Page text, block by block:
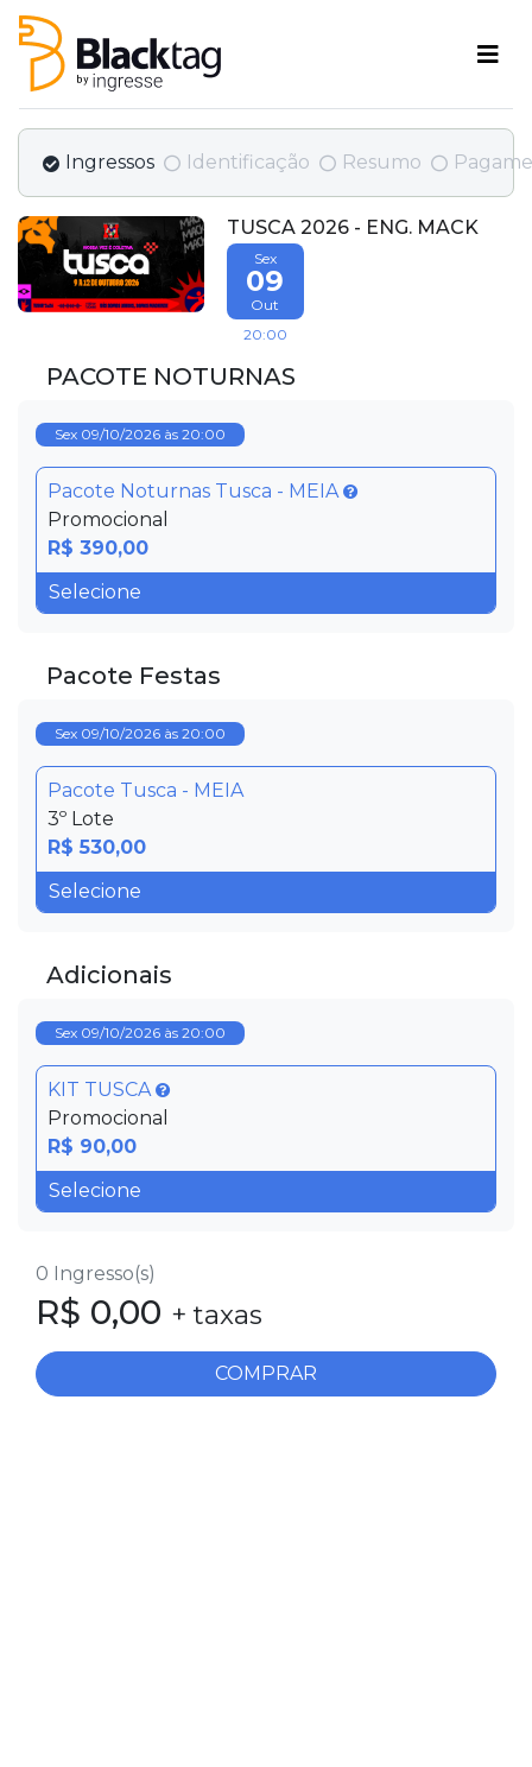
Ingressos Identificação Resumo
TUSCA 2026 - ENG. MACK
Sex
09
Out
20:00
PACOTE NOTURNAS
Sex 09/10/2026 às 20:00
Pacote Noturnas Tusca - MEIA
Promocional
R$ 390,00
Pacote Festas
Sex 09/10/2026 às 20:00
Pacote Tusca - MEIA
3º Lote
R$ 530,00
Adicionais
Sex 09/10/2026 às 20:00
KIT TUSCA
Promocional
R$ 90,00
0 Ingresso(s)
R$ 0,00 + taxas
COMPRAR